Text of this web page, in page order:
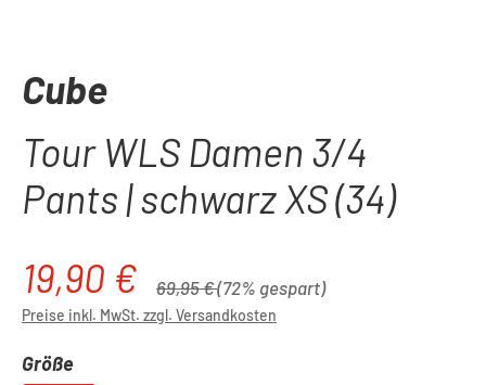
Cube
Tour WLS Damen 3/4
Pants | schwarz XS (34)
Verkaufspreis:
19,90 € Regulärer Preis:
69,95 €(72% gespart)
Preise inkl. MwSt. zzgl. Versandkosten
Größeauswählen